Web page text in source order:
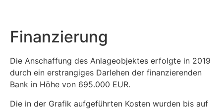
Finanzierung
Die Anschaffung des Anlageobjektes erfolgte in 2019
durch ein erstrangiges Darlehen der finanzierenden
Bank in Höhe von 695.000 EUR.
Die in der Grafik aufgeführten Kosten wurden bis auf